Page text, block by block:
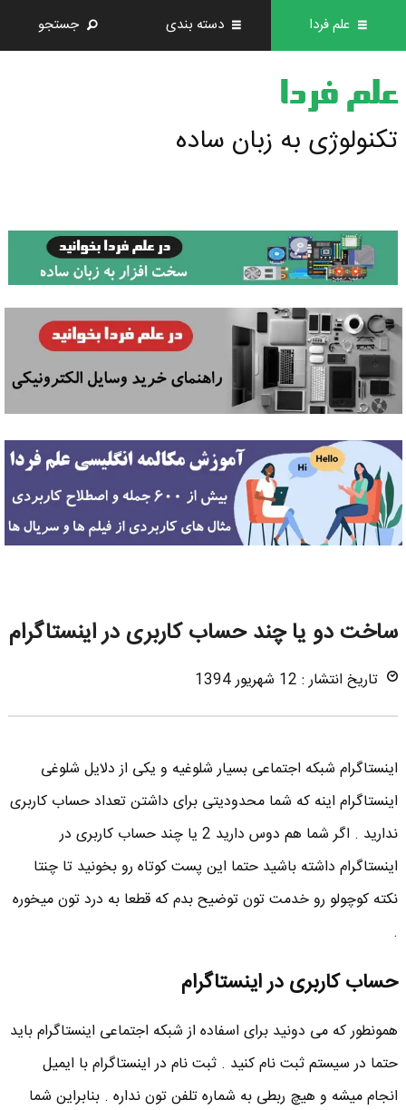
علم فردا دسته بندی جستجو
علم فردا
تکنولوژی به زبان ساده
ساخت دو یا چند حساب کاربری در اینستاگرام
تاریخ انتشار : 12 شهریور 1394
اینستاگرام شبکه اجتماعی بسیار شلوغیه و یکی از دلایل شلوغی
اینستاگرام اینه که شما محدودیتی برای داشتن تعداد حساب کاربری
ندارید . اگر شما هم دوس دارید 2 یا چند حساب کاربری در
اینستاگرام داشته باشید حتما این پست کوتاه رو بخونید تا چنتا
نکته کوچولو رو خدمت تون توضیح بدم که قطعا به درد تون میخوره
.
حساب کاربری در اینستاگرام
همونطور که می دونید برای اسفاده از شبکه اجتماعی اینستاگرام باید
حتما در سیستم ثبت نام کنید . ثبت نام در اینستاگرام با ایمیل
انجام میشه و هیچ ربطی به شماره تلفن تون نداره . بنابراین شما